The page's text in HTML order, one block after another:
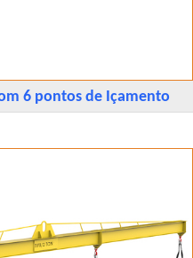
6 pontos de Içamento